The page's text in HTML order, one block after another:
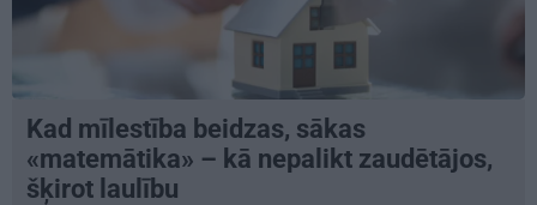
Kad mīlestība beidzas, sākas
«matemātika» – kā nepalikt zaudētājos,
šķirot laulību